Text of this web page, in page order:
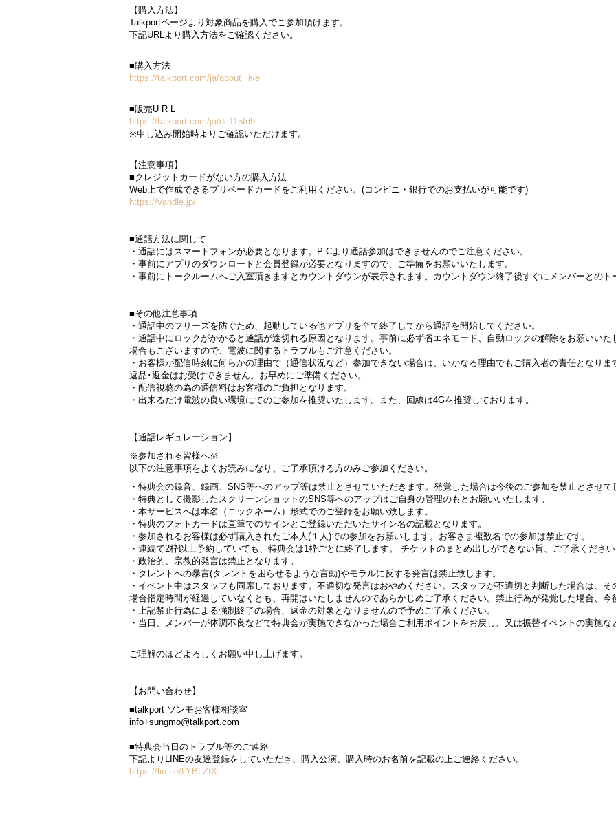
【購入方法】
Talkportページより対象商品を購入でご参加頂けます。
下記URLより購入方法をご確認ください。
■購入方法
https://talkport.com/ja/about_live
■販売U R L
https://talkport.com/ja/dc115fd9
※申し込み開始時よりご確認いただけます。
【注意事項】
■クレジットカードがない方の購入方法
Web上で作成できるプリペードカードをご利用ください。(コンビニ・銀行でのお支払いが可能です)
https://vandle.jp/
■通話方法に関して
・通話にはスマートフォンが必要となります。P Cより通話参加はできませんのでご注意ください。
・事前にアプリのダウンロードと会員登録が必要となりますので、ご準備をお願いいたします。
・事前にトークルームへご入室頂きますとカウントダウンが表示されます。カウントダウン終了後すぐにメンバーとの
■その他注意事項
・通話中のフリーズを防ぐため、起動している他アプリを全て終了してから通話を開始してください。
・通話中にロックがかかると通話が途切れる原因となります。事前に必ず省エネモード、自動ロックの解除をお願いい
場合もございますので、電波に関するトラブルもご注意ください。
・お客様が配信時刻に何らかの理由で（通信状況など）参加できない場合は、いかなる理由でもご購入者の責任となり
返品･返金はお受けできません。お早めにご準備ください。
・配信視聴の為の通信料はお客様のご負担となります。
・出来るだけ電波の良い環境にてのご参加を推奨いたします。また、回線は4Gを推奨しております。
【通話レギュレーション】
※参加される皆様へ※
以下の注意事項をよくお読みになり、ご了承頂ける方のみご参加ください。
・特典会の録音、録画、SNS等へのアップ等は禁止とさせていただきます。発覚した場合は今後のご参加を禁止とさせて
・特典として撮影したスクリーンショットのSNS等へのアップはご自身の管理のもとお願いいたします。
・本サービスへは本名（ニックネーム）形式でのご登録をお願い致します。
・特典のフォトカードは直筆でのサインとご登録いただいたサイン名の記載となります。
・参加されるお客様は必ず購入されたご本人(１人)での参加をお願いします。お客さま複数名での参加は禁止です。
・連続で2枠以上予約していても、特典会は1枠ごとに終了します。 チケットのまとめ出しができない旨、ご了承ください
・政治的、宗教的発言は禁止となります。
・タレントへの暴言(タレントを困らせるような言動)やモラルに反する発言は禁止致します。
・イベント中はスタッフも同席しております。不適切な発言はおやめください。スタッフが不適切と判断した場合は、
場合指定時間が経過していなくとも、再開はいたしませんのであらかじめご了承ください。禁止行為が発覚した場合、今
・上記禁止行為による強制終了の場合、返金の対象となりませんので予めご了承ください。
・当日、メンバーが体調不良などで特典会が実施できなかった場合ご利用ポイントをお戻し、又は振替イベントの実施な
ご理解のほどよろしくお願い申し上げます。
【お問い合わせ】
■talkport ソンモお客様相談室
info+sungmo@talkport.com
■特典会当日のトラブル等のご連絡
下記よりLINEの友達登録をしていただき、購入公演、購入時のお名前を記載の上ご連絡ください。
https://lin.ee/LYBLZtX